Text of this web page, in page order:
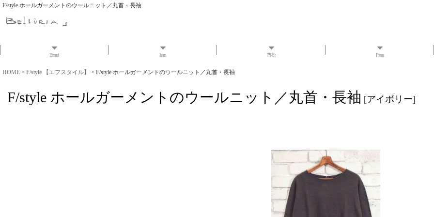
F/style ホールガーメントのウールニット／丸首・長袖
Brand Item 市松 Press
HOME > F/style 【エフスタイル】 > F/style ホールガーメントのウールニット／丸首・長袖
F/style ホールガーメントのウールニット／丸首・長袖 [アイボリー]